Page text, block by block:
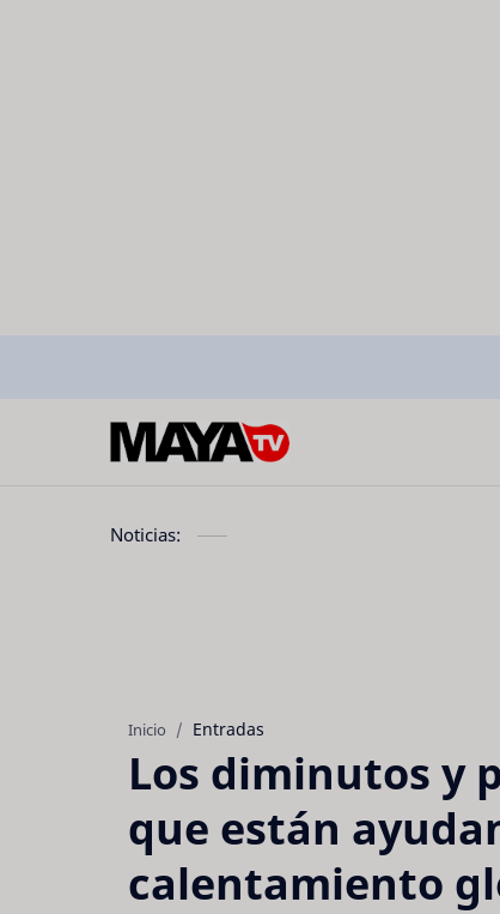
Noticias:
Inicio Entradas
Los diminutos y
que están
calentamiento